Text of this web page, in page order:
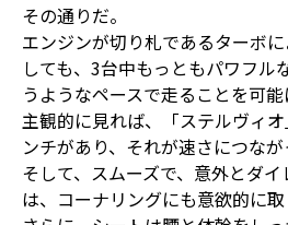
その通りだ。
エンジンが切り札であるターボ
しても、3台中もっともパワフル
うようなペースで走ることを可能
主観的に見れば、「ステルヴィ
ンチがあり、それが速さにつなが
そして、スムーズで、意外とダ
は、コーナリングにも意欲的に取